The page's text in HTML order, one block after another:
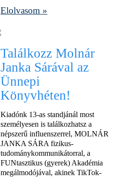
Elolvasom »
Találkozz Molnár
Janka Sárával az
Ünnepi
Könyvhéten!
Kiadónk 13-as standjánál most
személyesen is találkozhatsz a
népszerű influenszerrel, MOLNÁR
JANKA SÁRA fizikus-
tudománykommunikátorral, a
FUNtasztikus (gyerek) Akadémia
megálmodójával, akinek TikTok-